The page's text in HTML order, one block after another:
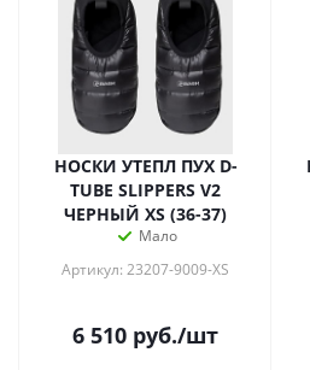
НОСКИ УТЕПЛ ПУХ D-
TUBE SLIPPERS V2
ЧЕРНЫЙ XS (36-37)
Мало
Артикул: 23207-9009-XS
6 510 руб./шт